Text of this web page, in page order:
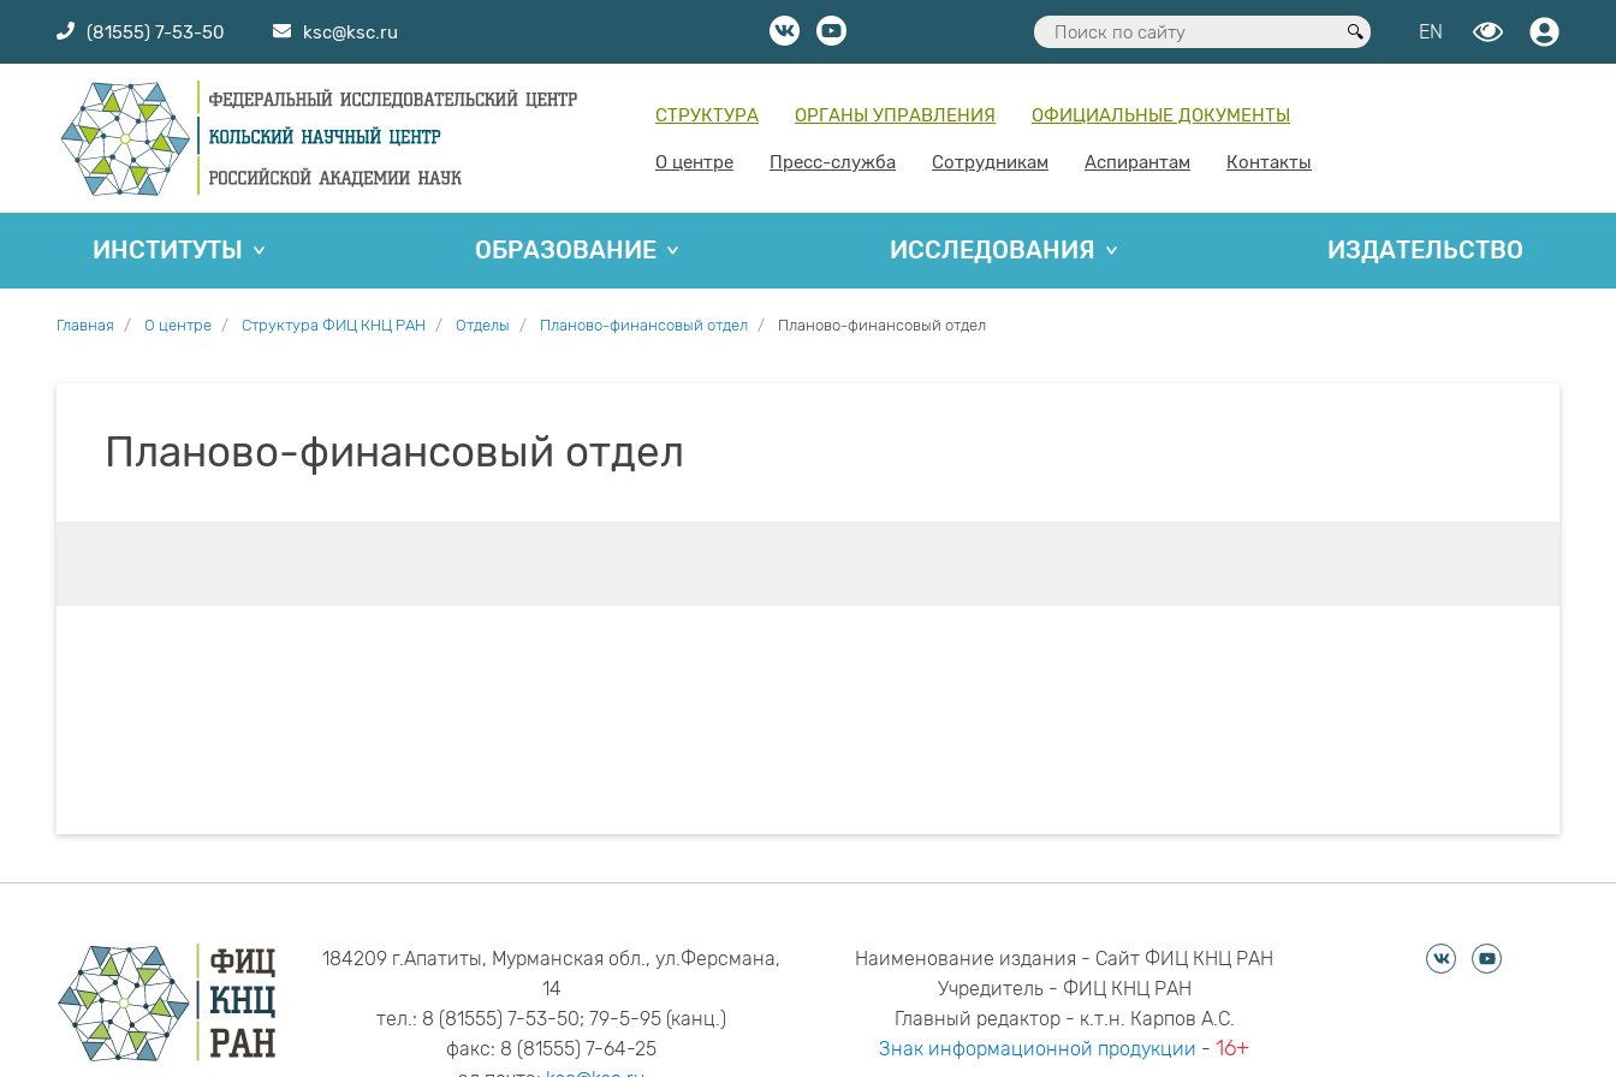
(81555) 7-53-50 ksc@ksc.ru EN
СТРУКТУРА ОРГАНЫ УПРАВЛЕНИЯ ОФИЦИАЛЬНЫЕ ДОКУМЕНТЫ
О центре Пресс-служба Сотрудникам Аспирантам Контакты
ИНСТИТУТЫ ОБРАЗОВАНИЕ ИССЛЕДОВАНИЯ ИЗДАТЕЛЬСТВО
Главная О центре Структура ФИЦ КНЦ РАН Отделы Планово-финансовый отдел Планово-финансовый отдел
Планово-финансовый отдел
184209 г.Апатиты, Мурманская обл., ул.Ферсмана,
14
тел.: 8 (81555) 7-53-50; 79-5-95 (канц.)
факс: 8 (81555) 7-64-25
Наименование издания - Сайт ФИЦ КНЦ РАН
Учредитель - ФИЦ КНЦ РАН
Главный редактор - к.т.н. Карпов А.С.
Знак информационной продукции -16+